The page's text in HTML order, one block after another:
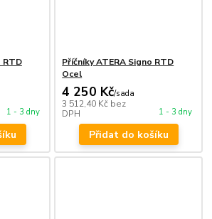
RTD
1 - 3 dny
Příčníky ATERA Signo RTD
Ocel
4 250 Kč/sada
3 512,40 Kč bez
DPH
1 - 3 dny
Přidat do košíku